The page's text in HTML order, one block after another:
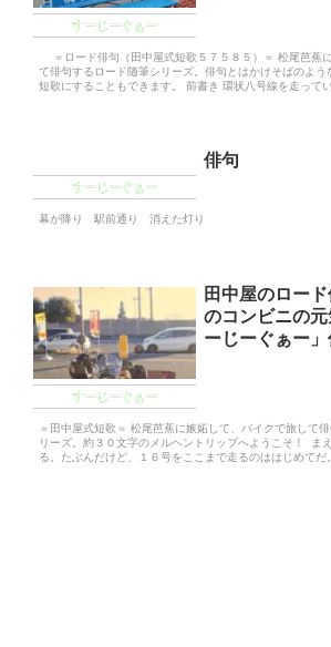
すーじーぐぁー
＝ロード俳句（田中屋式短歌５７５８５）＝ 松尾芭蕉に
て俳句するロード随筆シリーズ。俳句とはかけそばのよう
短歌にすることもできます。 前書き 環状八号線を走ってい
すーじーぐぁー
俳句
幕が降り 駅前通り 消えた灯り
すーじーぐぁー
田中屋のロー
のコンビニの
ーじーぐぁー
＝田中屋式短歌＝ 松尾芭蕉に嫉妬して、バイクで旅して
リーズ。約３０文字のメルヘントリップへようこそ！ ま
る。たぶんだけど、１６号をここまで走るのははじめてだ